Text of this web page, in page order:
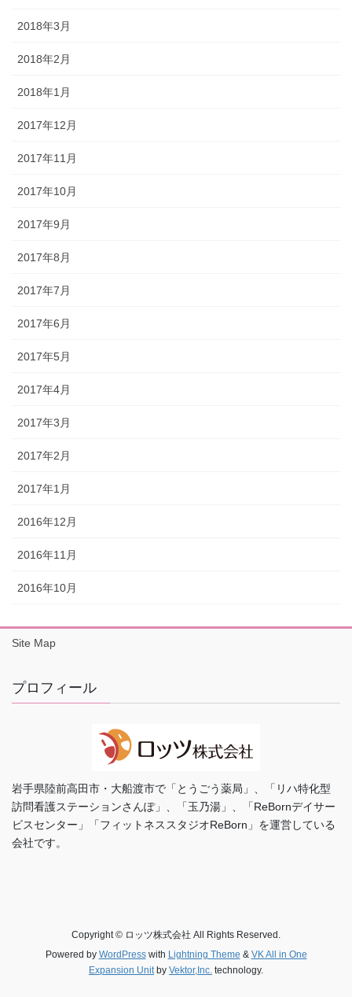
2018年3月
2018年2月
2018年1月
2017年12月
2017年11月
2017年10月
2017年9月
2017年8月
2017年7月
2017年6月
2017年5月
2017年4月
2017年3月
2017年2月
2017年1月
2016年12月
2016年11月
2016年10月
Site Map
プロフィール
岩手県陸前高田市・大船渡市で「とうごう薬局」、「リハ特化型
訪問看護ステーションさんぽ」、「玉乃湯」、「ReBornデイサー
ビスセンター」「フィットネススタジオReBorn」を運営している
会社です。
Copyright © ロッツ株式会社 All Rights Reserved.
Powered by WordPresswith Lightning Theme & VK All in One
Expansion Unitby Vektor,Inc. technology.